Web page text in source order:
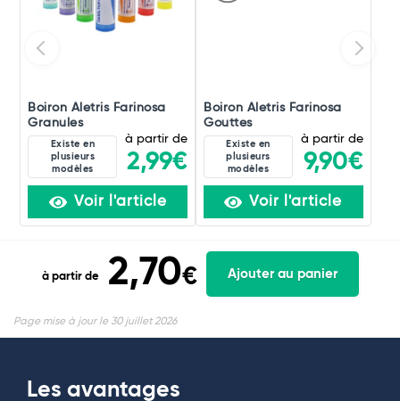
Boiron Aletris Farinosa
Granules
Existe en
plusieurs
modèles
à partir de
2,99€
Voir l'article
Boiron Aletris Farinosa
Gouttes
Existe en
plusieurs
modèles
à partir de
9,90€
Voir l'article
à partir de 2,70€ Ajouter au panier
Page mise à jour le 30 juillet 2026
Les avantages